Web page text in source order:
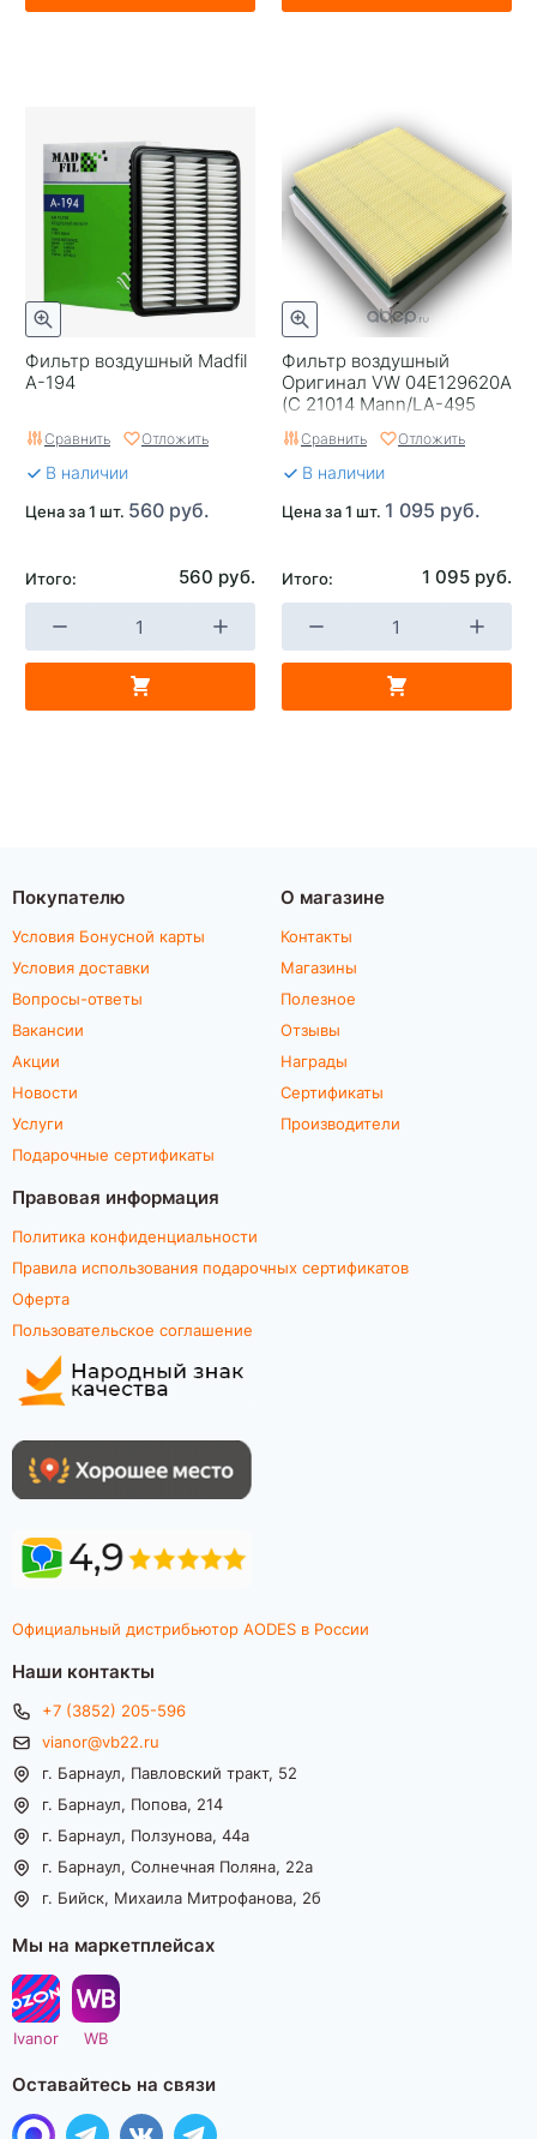
Фильтр воздушный Madfil
A-194
Сравнить Отложить
В наличии
Цена за 1 шт. 560 руб.
Итого: 560 руб.
Фильтр воздушный
Оригинал VW 04E129620A
(C 21014 Mann/LA-495
Lynx/A-31270 Redskin)
Сравнить Отложить
В наличии
Цена за 1 шт. 1 095 руб.
Итого: 1 095 руб.
Покупателю
Условия Бонусной карты
Условия доставки
Вопросы-ответы
Вакансии
Акции
Новости
Услуги
Подарочные сертификаты
О магазине
Контакты
Магазины
Полезное
Отзывы
Награды
Сертификаты
Производители
Правовая информация
Политика конфиденциальности
Правила использования подарочных сертификатов
Оферта
Пользовательское соглашение
Официальный дистрибьютор AODES в России
Наши контакты
+7 (3852) 205-596
vianor@vb22.ru
г. Барнаул, Павловский тракт, 52
г. Барнаул, Попова, 214
г. Барнаул, Ползунова, 44а
г. Барнаул, Солнечная Поляна, 22а
г. Бийск, Михаила Митрофанова, 2б
Мы на маркетплейсах
Ivanor WB
Оставайтесь на связи